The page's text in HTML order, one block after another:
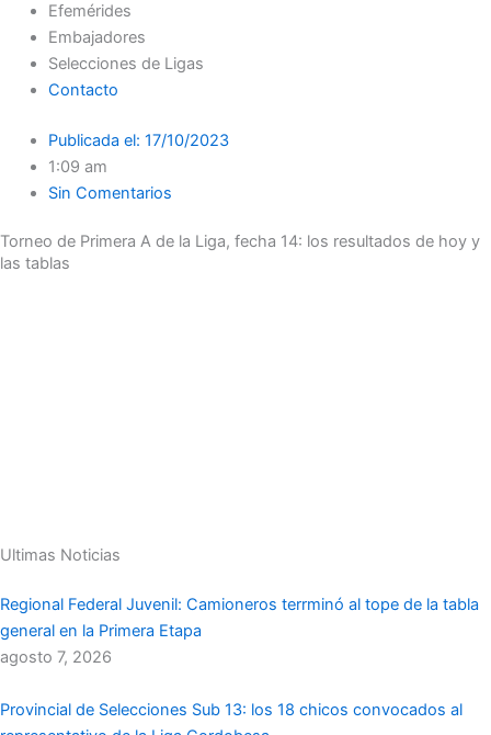
Efemérides
Embajadores
Selecciones de Ligas
Contacto
Publicada el: 17/10/2023
1:09 am
Sin Comentarios
Torneo de Primera A de la Liga, fecha 14: los resultados de hoy y
las tablas
Ultimas Noticias
Regional Federal Juvenil: Camioneros terrminó al tope de la tabla
general en la Primera Etapa
agosto 7, 2026
Provincial de Selecciones Sub 13: los 18 chicos convocados al